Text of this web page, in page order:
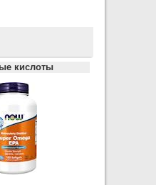
кислоты